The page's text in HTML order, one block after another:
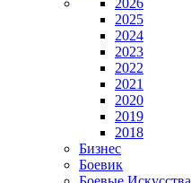
2026
2025
2024
2023
2022
2021
2020
2019
2018
Бизнес
Боевик